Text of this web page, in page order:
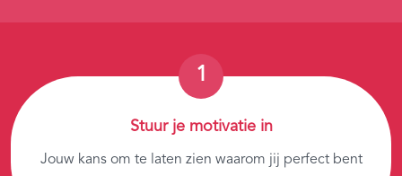
Stuur je motivatie in
Jouw kans om te laten zien waarom jij perfect bent